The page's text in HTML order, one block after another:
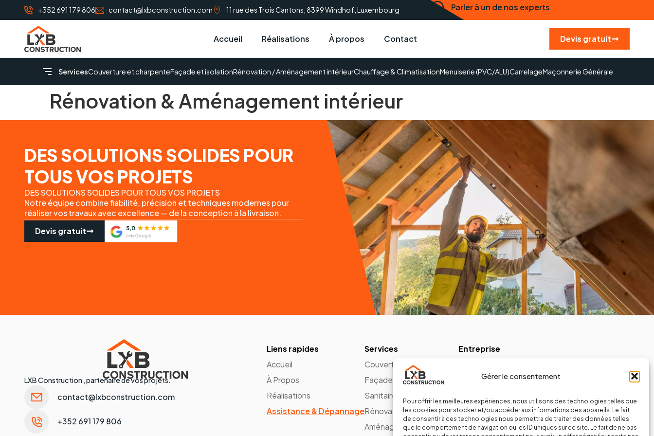
Gérer le consentement
Pour offrir les meilleures expériences, nous utilisons des technologies telles que
les cookies pour stocker et/ou accéder aux informations des appareils. Le fait
de consentir à ces technologies nous permettra de traiter des données telles
que le comportement de navigation ou les ID uniques sur ce site. Le fait de ne pas
+352 691 179 806 contact@lxbconstruction.com 11 rue des Trois Cantons, 8399 Windhof, Luxembourg Parler à un de nos experts
Accueil Réalisations À propos Contact Devis gratuit
ServicesCouverture et charpenteFaçade et isolationRénovation / Aménagement intérieurChauffage & ClimatisationMenuiserie (PVC/ALU)CarrelageMaçonnerie Générale
Rénovation & Aménagement intérieur
DES SOLUTIONS SOLIDES POUR
TOUS VOS PROJETS
DES SOLUTIONS SOLIDES POUR TOUS VOS PROJETS
Notre équipe combine fiabilité, précision et techniques modernes pour
réaliser vos travaux avec excellence — de la conception à la livraison.
Devis gratuit
LXB Construction , partenaire de vos projets.
contact@lxbconstruction.com
+352 691 179 806
Liens rapides
Accueil
À Propos
Réalisations
Assistance & Dépannage
Services
Couverture & Charpente
Façade & Isolation
Sanitaire & Plomberie
Rénovation
Aménagement intérieur
Entreprise
Mentions légales